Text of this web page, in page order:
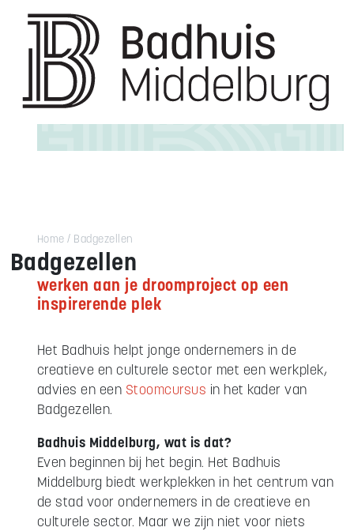
Home Badgezellen
Badgezellen
werken aan je droomproject op een
inspirerende plek
Het Badhuis helpt jonge ondernemers in de
creatieve en culturele sector met een werkplek,
advies en een Stoomcursus in het kader van
Badgezellen.
Badhuis Middelburg, wat is dat?
Even beginnen bij het begin. Het Badhuis
Middelburg biedt werkplekken in het centrum van
de stad voor ondernemers in de creatieve en
culturele sector. Maar we zijn niet voor niets